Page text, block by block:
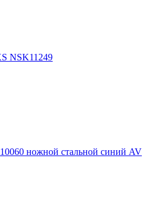
NSK11249
ножной стальной синий AV